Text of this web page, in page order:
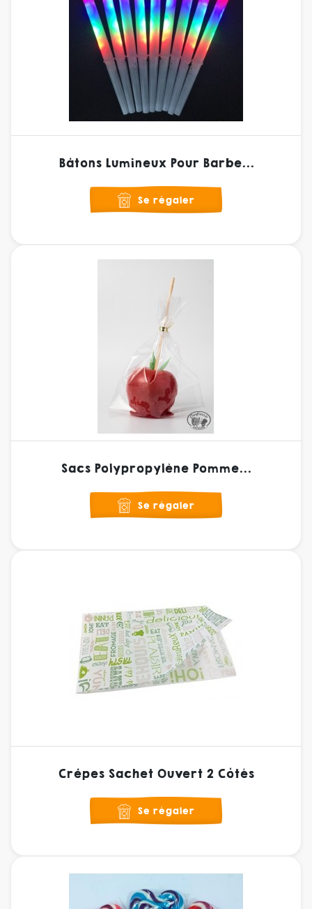
Bâtons Lumineux Pour Barbe...
Se régaler
Sacs Polypropylène Pomme...
Se régaler
Crêpes Sachet Ouvert 2 Côtés
Se régaler